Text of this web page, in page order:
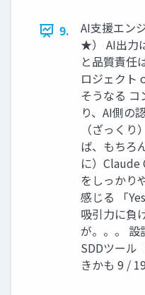
9.
AI支援エン
★） AI出力
と品質責任
ロジェクト
そうなる コ
り、AI側の
（ざっく
ば、もちろ
に）Claude
をしっかり
感じる 「
吸引力に負
が。。。 設
SDDツール
きかも 9 /